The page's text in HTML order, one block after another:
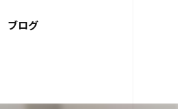
ブログ